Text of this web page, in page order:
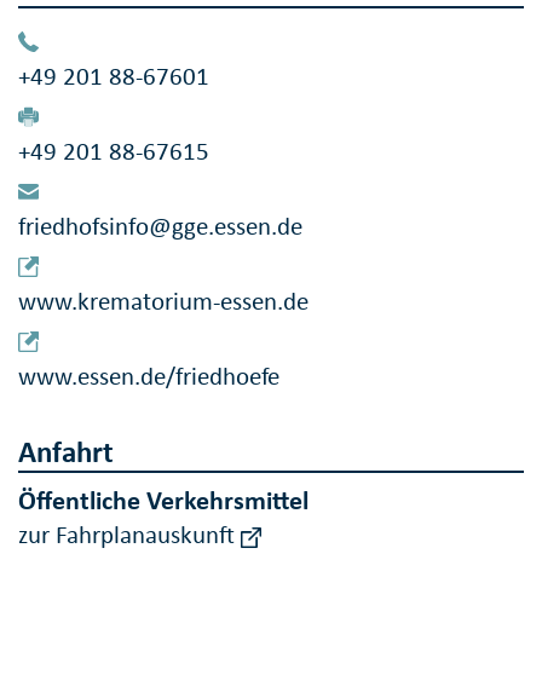
+49 201 88-67601
+49 201 88-67615
friedhofsinfo@gge.essen.de
www.krematorium-essen.de
www.essen.de/friedhoefe
Anfahrt
Öffentliche Verkehrsmittel
zur Fahrplanauskunft